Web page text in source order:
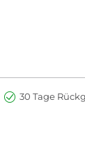
30 Tage